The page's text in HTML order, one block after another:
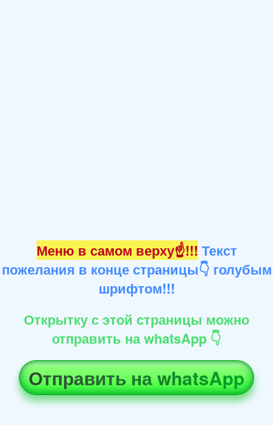
Меню в самом верху☝!!! Текст
пожелания в конце страницы👇 голубым
шрифтом!!!
Открытку с этой страницы можно
отправить на whatsApp 👇
Отправить на whatsApp